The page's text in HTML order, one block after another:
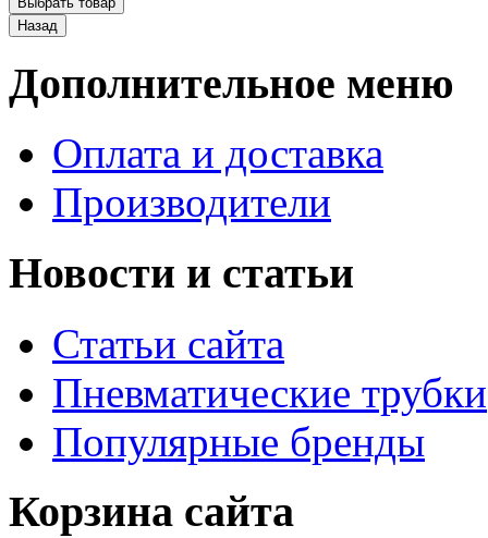
Дополнительное меню
Оплата и доставка
Производители
Новости и статьи
Статьи сайта
Пневматические трубки
Популярные бренды
Корзина сайта